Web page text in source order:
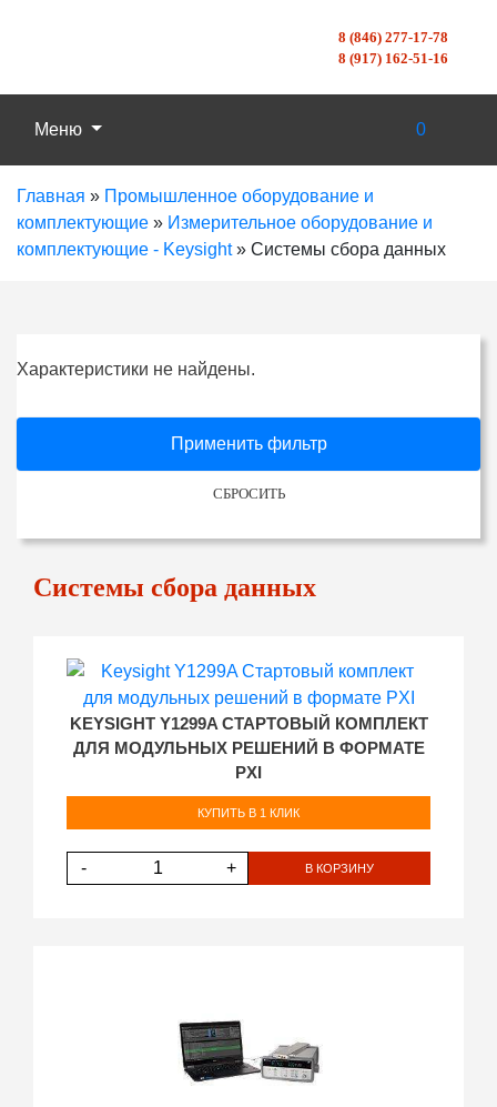
8 (846) 277-17-78
8 (917) 162-51-16
Меню 0
Главная » Промышленное оборудование и
комплектующие » Измерительное оборудование и
комплектующие - Keysight» Системы сбора данных
Характеристики не найдены.
Применить фильтр
СБРОСИТЬ
Системы сбора данных
KEYSIGHT Y1299A СТАРТОВЫЙ КОМПЛЕКТ
ДЛЯ МОДУЛЬНЫХ РЕШЕНИЙ В ФОРМАТЕ
PXI
КУПИТЬ В 1 КЛИК
- + В КОРЗИНУ